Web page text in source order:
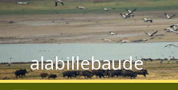
alabillebaude